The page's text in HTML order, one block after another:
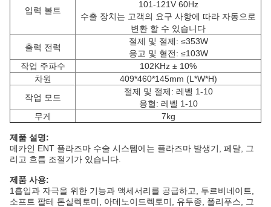
입력 볼트
101-121V 60Hz
수출 장치는 고객의 요구 사항에 따라 자동으로
변환 할 수 있습니다
출력 전력
절제 및 절제: ≤353W
응고 및 혈전: ≤103W
작업 주파수
102KHz ± 10%
차원
409*460*145mm (L*W*H)
작업 모드
절제 및 절제: 레벨 1-10
응혈: 레벨 1-10
무게
7kg
제품 설명:
메카인 ENT 플라즈마 수술 시스템에는 플라즈마 발생기, 페달, 그
리고 흐름 조절기가 있습니다.
제품 사용:
1흡입과 자극을 위한 기능과 액세서리를 공급하고, 투르비네이트,
소프트 팔테 톤실렉토미, 아데노이드렉토미, 유두종, 폴리푸스, 그